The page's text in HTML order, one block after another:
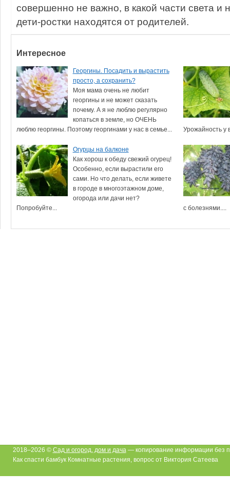
совершенно не важно, в какой части света и
дети-ростки находятся от родителей.
Интересное
Георгины. Посадить и вырастить
просто, а сохранить?
Моя мама очень не любит
георгины и не может сказать
почему. А я не люблю регулярно
копаться в земле, но ОЧЕНЬ
люблю георгины. Поэтому георгинами у нас в семье...
Урожайность у
Огурцы на балконе
Как хорош к обеду свежий огурец!
Особенно, если вырастили его
сами. Но что делать, если живете
в городе в многоэтажном доме,
огорода или дачи нет?
Попробуйте...
с болезнями....
2018–2026 © Сад и огород, дом и дача— копирование информации без
Как спасти бамбук Комнатные растения, вопрос от Виктория Сатеева